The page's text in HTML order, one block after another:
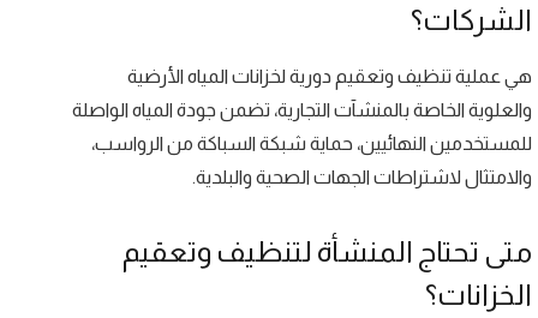
الشركات؟
هي عملية تنظيف وتعقيم دورية لخزانات المياه الأرضية
والعلوية الخاصة بالمنشآت التجارية، تضمن جودة المياه الواصلة
للمستخدمين النهائيين، حماية شبكة السباكة من الرواسب،
والامتثال لاشتراطات الجهات الصحية والبلدية.
متى تحتاج المنشأة لتنظيف وتعقيم
الخزانات؟